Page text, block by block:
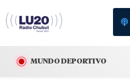
MUNDO DEPORTIVO